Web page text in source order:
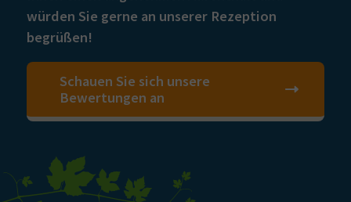
würden Sie gerne an unserer Rezeption
begrüßen!
Schauen Sie sich unsere
Bewertungen an